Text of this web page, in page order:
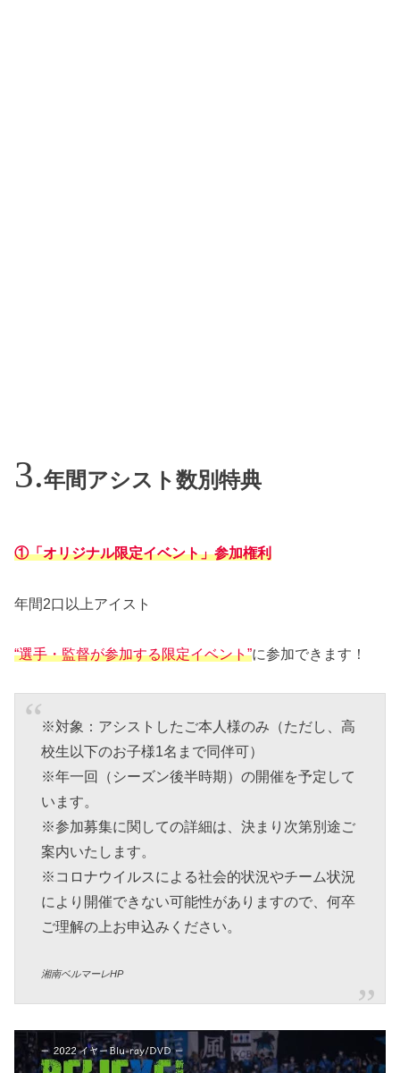
年間アシスト数別特典
①「オリジナル限定イベント」参加権利
年間2口以上アイスト
“選手・監督が参加する限定イベント”に参加できます！
※対象：アシストしたご本人様のみ（ただし、高
校生以下のお子様1名まで同伴可）
※年一回（シーズン後半時期）の開催を予定して
います。
※参加募集に関しての詳細は、決まり次第別途ご
案内いたします。
※コロナウイルスによる社会的状況やチーム状況
により開催できない可能性がありますので、何卒
ご理解の上お申込みください。
湘南ベルマーレHP